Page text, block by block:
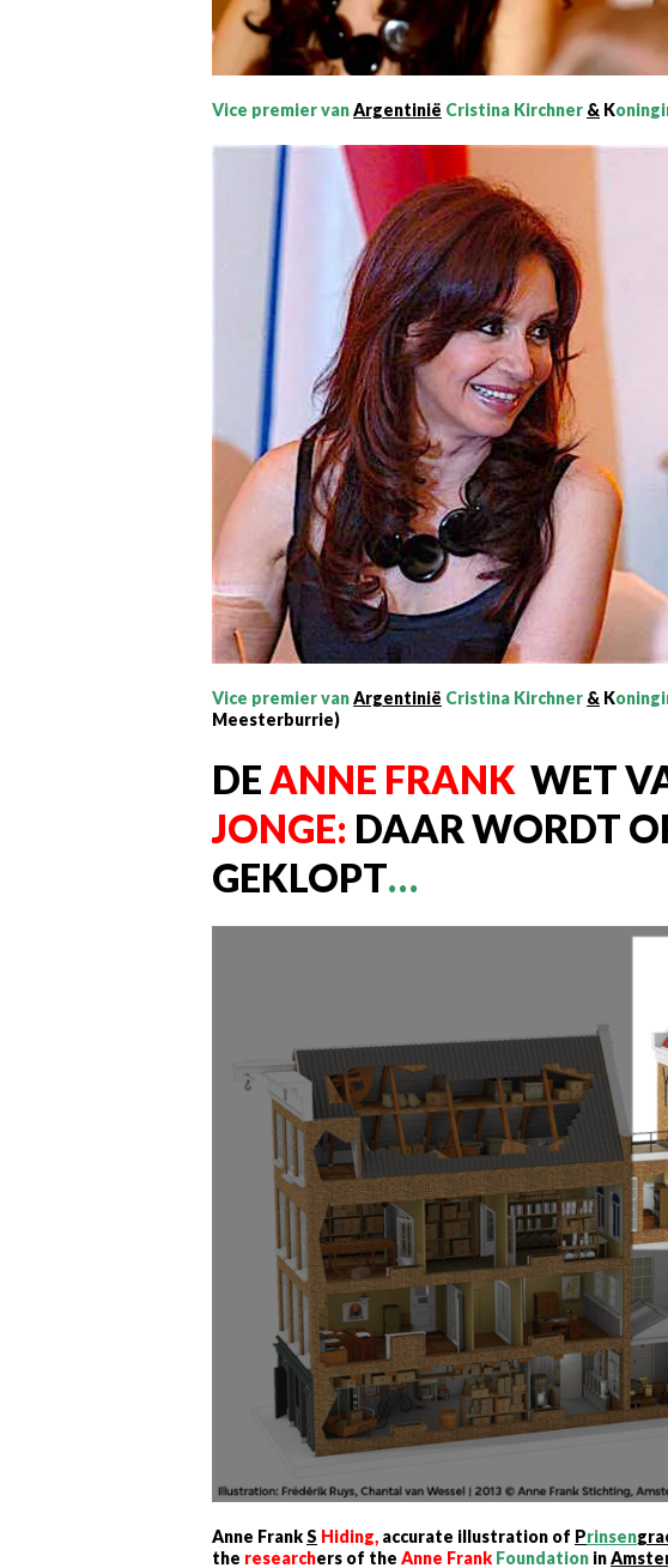
Vice premier vanArgentinië Cristina Kirchner & K
Vice premier vanArgentinië Cristina Kirchner & K
Meesterburrie)
DEANNE FRANK WET
JONGE: DAAR WORDT
GEKLOPT…
Anne FrankS Hiding, accurate illustration of Prinsen
the researchers of the Anne Frank Foundation in